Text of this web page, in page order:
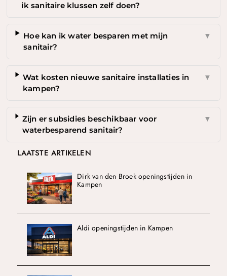
ik sanitaire klussen zelf doen?
Hoe kan ik water besparen met mijn
sanitair?
▼
Wat kosten nieuwe sanitaire installaties in
kampen?
▼
Zijn er subsidies beschikbaar voor
waterbesparend sanitair?
▼
LAATSTE ARTIKELEN
Dirk van den Broek openingstijden in
Kampen
Aldi openingstijden in Kampen